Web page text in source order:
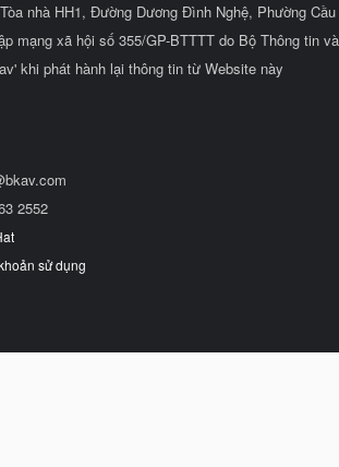
nhà HH1, Đường Dương Đình Nghệ, Phường
mạng xã hội số 355/GP-BTTTT do Bộ Thông tin
khi phát hành lại thông tin từ Website này
2552
sử dụng